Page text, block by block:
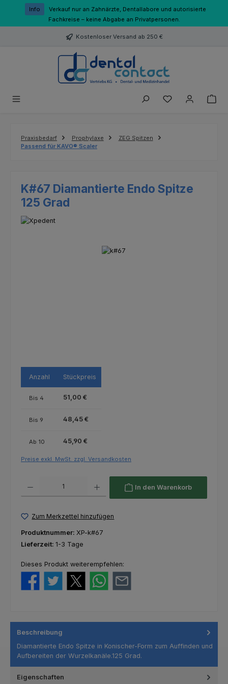
Zum Hauptinhalt springen
Info
Verkauf nur an Zahnärzte, Dentallabore und autorisierte
Fachkreise – keine Abgabe an Privatpersonen.
Kostenloser Versand ab 250 €
Du hast 0
Praxisbedarf Prophylaxe
ZEG Spitzen
Passend für KAVO® Scaler
K#67 Diamantierte Endo Spitze
125 Grad
Anzahl Stückpreis
Bis 4 51,00 €
Bis 9 48,45 €
Ab 10 45,90 €
Preise exkl. MwSt. zzgl. Versandkosten
In den Warenkorb
Zum Merkzettel hinzufügen
Produktnummer: XP-k#67
Lieferzeit: 1-3 Tage
Dieses Produkt weiterempfehlen:
Beschreibung
Diamantierte Endo Spitze in Konischer-Form zum Auffinden und
Aufbereiten der Wurzelkanäle.125 Grad.
Eigenschaften